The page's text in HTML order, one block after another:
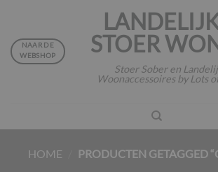
inhoud
STOER
Stoer Sober en
Woonaccessoires by Lots
NAAR DE
WEBSHOP
HOME
PRODUCTEN GETAGGED